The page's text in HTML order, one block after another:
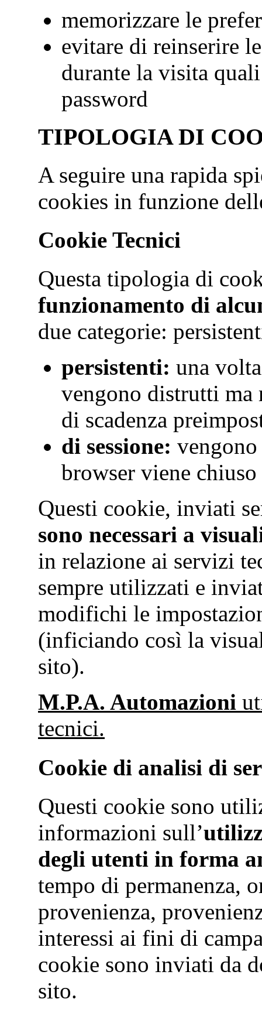
memorizzare le
evitare di reinserire
durante la visita
password
TIPOLOGIA DI
A seguire una rapida
cookies in funzione
Cookie Tecnici
Questa tipologia di
funzionamento di
due categorie:
persistenti: una
vengono distrutti ma
di scadenza
di sessione:
browser viene chiuso
Questi cookie, inviati
sono necessari a
in relazione ai servizi
sempre utilizzati e
modifichi le
(inficiando così la
sito).
M.P.A. Automazioni
tecnici.
Cookie di analisi di
Questi cookie sono
informazioni sull’
degli utenti in forma
tempo di permanenza,
provenienza,
interessi ai fini di
cookie sono inviati da
sito.